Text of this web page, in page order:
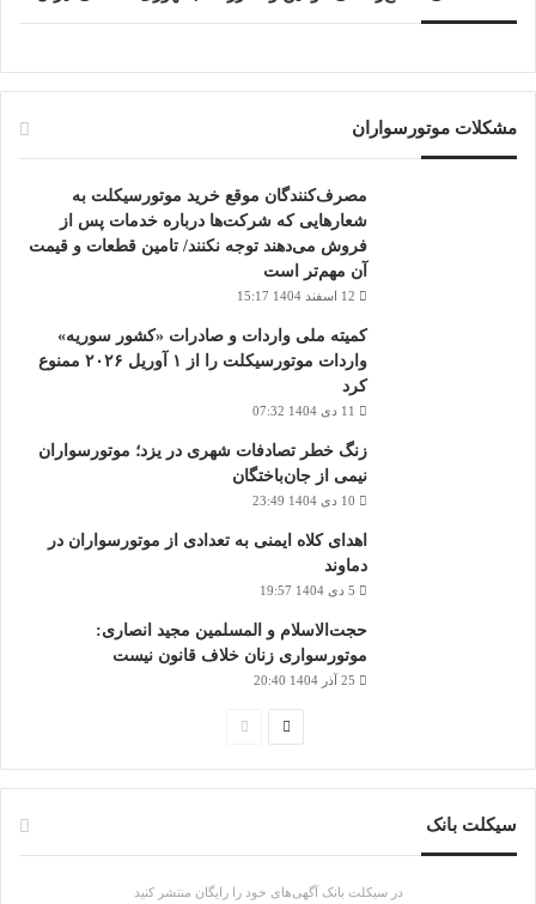
مشکلات موتورسواران
مصرف‌کنندگان موقع خرید موتورسیکلت به
شعارهایی که شرکت‌ها درباره خدمات پس از
فروش می‌دهند توجه نکنند/ تامین قطعات و قیمت
آن مهم‌تر است
12 اسفند 1404 15:17
کمیته ملی واردات و صادرات «کشور سوریه»
واردات موتورسیکلت را از ۱ آوریل ۲۰۲۶ ممنوع
کرد
11 دی 1404 07:32
زنگ خطر تصادفات شهری در یزد؛ موتورسواران
نیمی از جان‌باختگان
10 دی 1404 23:49
اهدای کلاه ایمنی به تعدادی از موتورسواران در
دماوند
5 دی 1404 19:57
حجت‌الاسلام و المسلمین مجید انصاری:
موتورسواری زنان خلاف قانون نیست
25 آذر 1404 20:40
صفحه
سیکلت بانک
در سیکلت بانک آگهی‌های خود را رایگان منتشر کنید